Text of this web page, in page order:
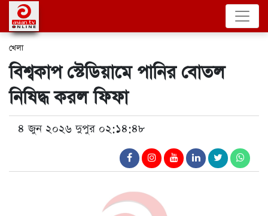
খেলা
বিশ্বকাপ স্টেডিয়ামে পানির বোতল
নিষিদ্ধ করল ফিফা
৪ জুন ২০২৬ দুপুর ০২:১৪:৪৮